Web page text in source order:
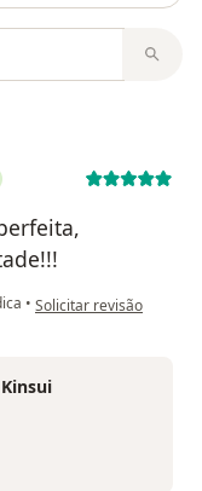
• na opinião do utilizador
Solicitar revisão